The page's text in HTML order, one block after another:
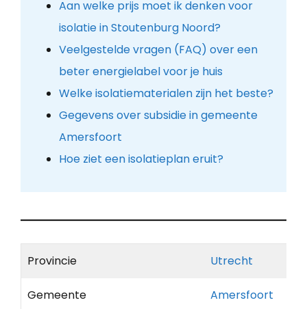
Aan welke prijs moet ik denken voor
isolatie in Stoutenburg Noord?
Veelgestelde vragen (FAQ) over een
beter energielabel voor je huis
Welke isolatiematerialen zijn het beste?
Gegevens over subsidie in gemeente
Amersfoort
Hoe ziet een isolatieplan eruit?
Provincie Utrecht
Gemeente Amersfoort